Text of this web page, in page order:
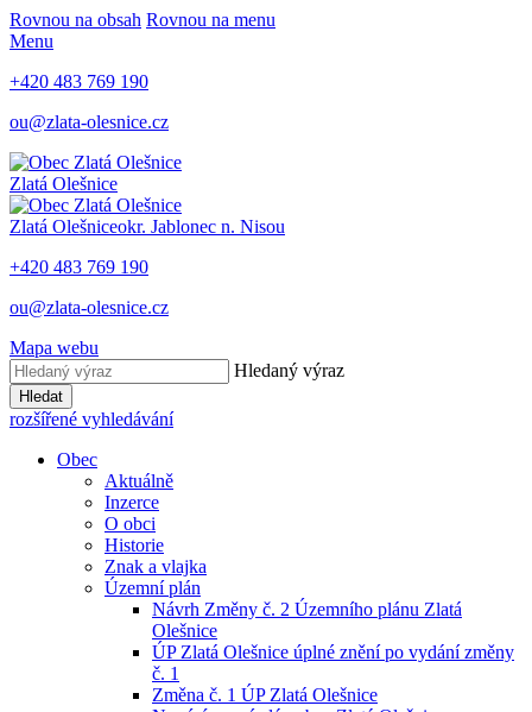
Rovnou na obsah Rovnou na menu
Menu
+420 483 769 190
ou@zlata-olesnice.cz
Zlatá Olešnice
Zlatá Olešniceokr. Jablonec n. Nisou
+420 483 769 190
ou@zlata-olesnice.cz
Mapa webu
Hledaný výraz
Hledat
rozšířené vyhledávání
Obec
Aktuálně
Inzerce
O obci
Historie
Znak a vlajka
Územní plán
Návrh Změny č. 2 Územního plánu Zlatá
Olešnice
ÚP Zlatá Olešnice úplné znění po vydání změny
č. 1
Změna č. 1 ÚP Zlatá Olešnice